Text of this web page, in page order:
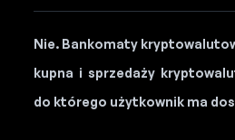
Nie. Bankomaty
kupna i sprzedaży
do którego użytkownik ma